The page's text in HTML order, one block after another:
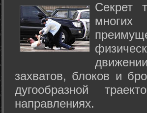
Секрет
захватов, блоков и
дугообразной
направлениях.